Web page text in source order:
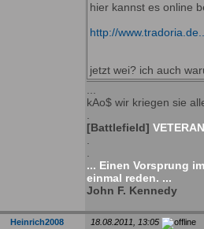
hier kannst es online
http://
jetzt wei? ich auch
kAo$ wir kriegen sie
[Battlefield]
... Einen Vorsprung
einmal reden. ...
John F. Kennedy
Heinrich2008 18.08.2011, 13:05